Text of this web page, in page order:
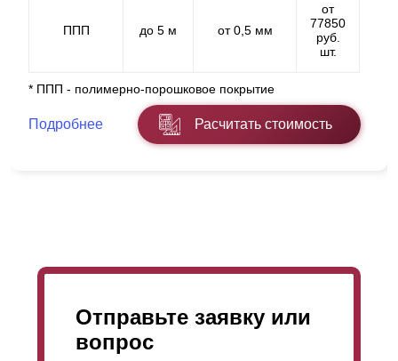
ППП до 5 м от 0,5 мм
от
77850
руб.
шт.
* ППП - полимерно-порошковое покрытие
Подробнее Расчитать стоимость
Отправьте заявку или
вопрос